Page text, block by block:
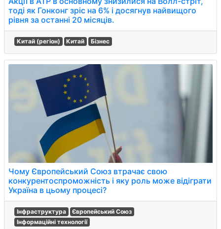
тоді як Гонконг зріс на 6% і досягнув найвищого
рівня за останні 20 місяців.
Китай (регіон) Китай Бізнес
Чому Європейський Союз втрачає свою
конкурентоспроможність і яку роль може відіграти
Україна в цьому процесі?
Інфраструктура
Європейський Союз
Інформаційні технології